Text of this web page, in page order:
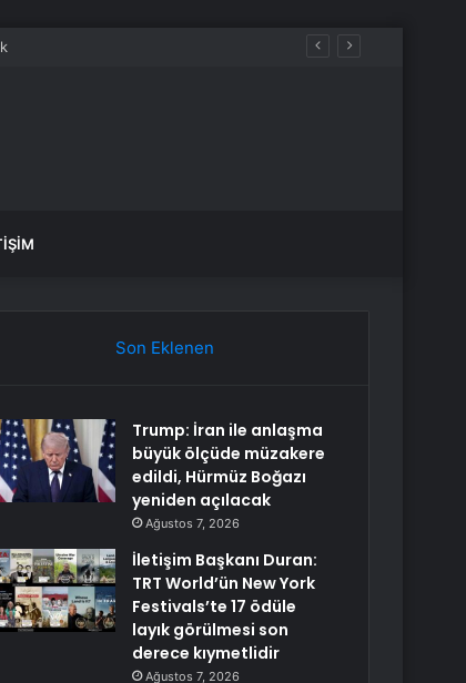
derece kıymetlidir
Son Eklenen
Trump: İran ile anlaşma
büyük ölçüde müzakere
edildi, Hürmüz Boğazı
yeniden açılacak
Ağustos 7, 2026
İletişim Başkanı Duran:
TRT World’ün New York
Festivals’te 17 ödüle
layık görülmesi son
derece kıymetlidir
Ağustos 7, 2026